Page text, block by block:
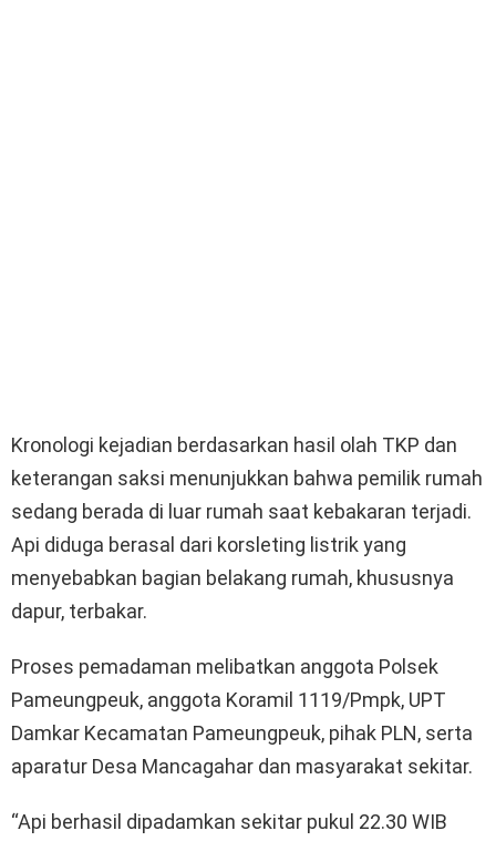
Kronologi kejadian berdasarkan hasil olah TKP dan
keterangan saksi menunjukkan bahwa pemilik rumah
sedang berada di luar rumah saat kebakaran terjadi.
Api diduga berasal dari korsleting listrik yang
menyebabkan bagian belakang rumah, khususnya
dapur, terbakar.
Proses pemadaman melibatkan anggota Polsek
Pameungpeuk, anggota Koramil 1119/Pmpk, UPT
Damkar Kecamatan Pameungpeuk, pihak PLN, serta
aparatur Desa Mancagahar dan masyarakat sekitar.
“Api berhasil dipadamkan sekitar pukul 22.30 WIB